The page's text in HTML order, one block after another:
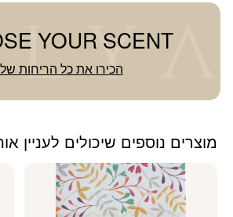
YOUR SCENT
הכירו את כל הריחות
מוצרים נוספים שיכולים לעניין